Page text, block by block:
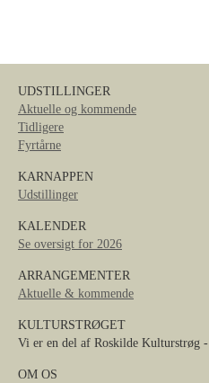
UDSTILLINGER
Aktuelle og kommende
Tidligere
Fyrtårne
KARNAPPEN
Udstillinger
KALENDER
Se oversigt for 2026
ARRANGEMENTER
Aktuelle & kommende
KULTURSTRØGET
Vi er en del af Roskilde Kulturstrøg -
OM OS